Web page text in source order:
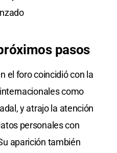
pasos
el foro coincidió con la
como
y atrajo la atención
personales con
aparición también